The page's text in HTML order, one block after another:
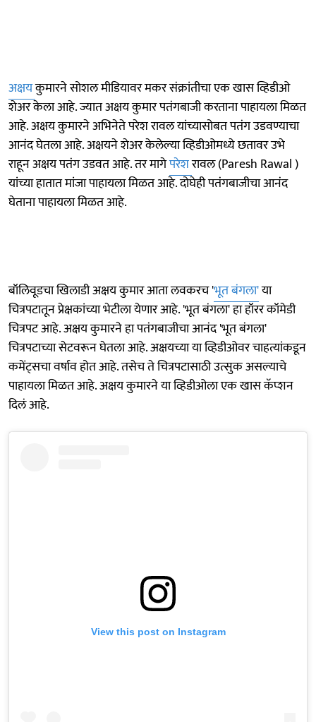
अक्षयकुमारने सोशल मीडियावर मकर संक्रांतीचा एक खास व्हिडीओ
शेअर केला आहे. ज्यात अक्षय कुमार पतंगबाजी करताना पाहायला मिळत
आहे. अक्षय कुमारने अभिनेते परेश रावल यांच्यासोबत पतंग उडवण्याचा
आनंद घेतला आहे. अक्षयने शेअर केलेल्या व्हिडीओमध्ये छतावर उभे
राहून अक्षय पतंग उडवत आहे. तर मागेपरेशरावल (Paresh Rawal )
यांच्या हातात मांजा पाहायला मिळत आहे. दोघेही पतंगबाजीचा आनंद
घेताना पाहायला मिळत आहे.
बॉलिवूडचा खिलाडी अक्षय कुमार आता लवकरच 'भूत बंगला'या
चित्रपटातून प्रेक्षकांच्या भेटीला येणार आहे. 'भूत बंगला' हा हॉरर कॉमेडी
चित्रपट आहे. अक्षय कुमारने हा पतंगबाजीचा आनंद 'भूत बंगला'
चित्रपटाच्या सेटवरून घेतला आहे. अक्षयच्या या व्हिडीओवर चाहत्यांकडून
कमेंट्सचा वर्षाव होत आहे. तसेच ते चित्रपटासाठी उत्सुक असल्याचे
पाहायला मिळत आहे. अक्षय कुमारने या व्हिडीओला एक खास कॅप्शन
दिलं आहे.
View this post on Instagram